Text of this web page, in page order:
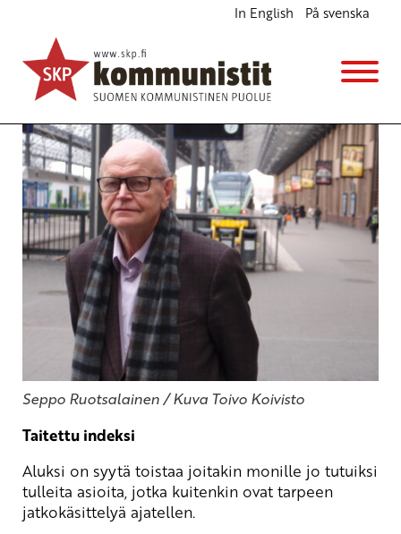
In English På svenska
Eläkeläisten on noustava puolustamaan etujaan
Blogi
18.11.2016 - 16:08
Seppo Ruotsalainen / Kuva Toivo Koivisto
Taitettu indeksi
Aluksi on syytä toistaa joitakin monille jo tutuiksi
tulleita asioita, jotka kuitenkin ovat tarpeen
jatkokäsittelyä ajatellen.